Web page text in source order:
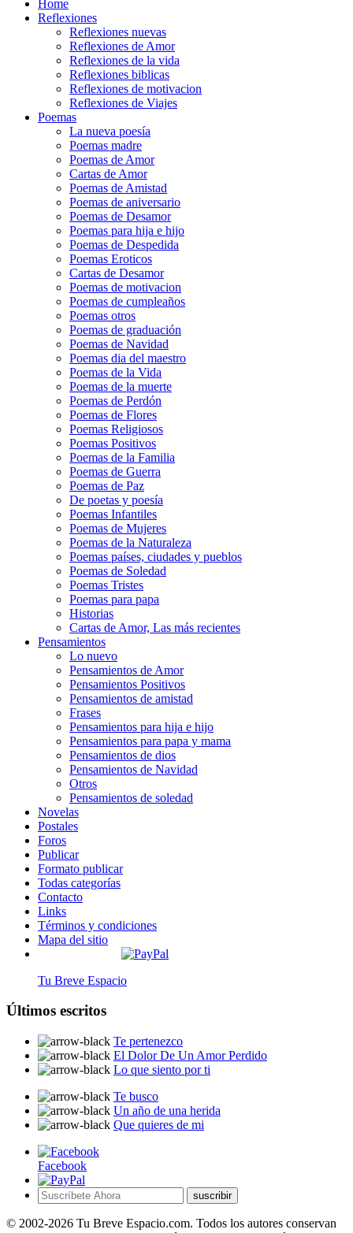
Home
Reflexiones
Reflexiones nuevas
Reflexiones de Amor
Reflexiones de la vida
Reflexiones biblicas
Reflexiones de motivacion
Reflexiones de Viajes
Poemas
La nueva poesía
Poemas madre
Poemas de Amor
Cartas de Amor
Poemas de Amistad
Poemas de aniversario
Poemas de Desamor
Poemas para hija e hijo
Poemas de Despedida
Poemas Eroticos
Cartas de Desamor
Poemas de motivacion
Poemas de cumpleaños
Poemas otros
Poemas de graduación
Poemas de Navidad
Poemas dia del maestro
Poemas de la Vida
Poemas de la muerte
Poemas de Perdón
Poemas de Flores
Poemas Religiosos
Poemas Positivos
Poemas de la Familia
Poemas de Guerra
Poemas de Paz
De poetas y poesía
Poemas Infantiles
Poemas de Mujeres
Poemas de la Naturaleza
Poemas países, ciudades y pueblos
Poemas de Soledad
Poemas Tristes
Poemas para papa
Historias
Cartas de Amor, Las más recientes
Pensamientos
Lo nuevo
Pensamientos de Amor
Pensamientos Positivos
Pensamientos de amistad
Frases
Pensamientos para hija e hijo
Pensamientos para papa y mama
Pensamientos de dios
Pensamientos de Navidad
Otros
Pensamientos de soledad
Novelas
Postales
Foros
Publicar
Formato publicar
Todas categorías
Contacto
Links
Términos y condiciones
Mapa del sitio
Tu Breve Espacio
Últimos escritos
Te pertenezco
El Dolor De Un Amor Perdido
Lo que siento por ti
Te busco
Un año de una herida
Que quieres de mi
Facebook
suscribir
© 2002-2026 Tu Breve Espacio.com. Todos los autores conservan